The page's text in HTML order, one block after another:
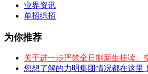
业界资讯
单招综招
为你推荐
关于进一步严禁全日制新生挂读、
您想了解的力明集团情况都在这里